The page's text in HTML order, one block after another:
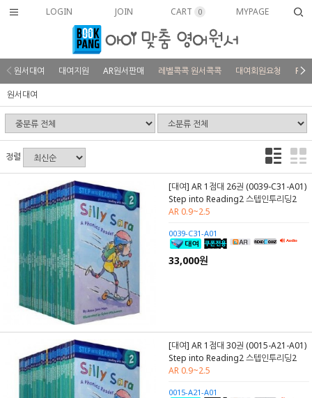
LOGIN JOIN CART 0 MYPAGE
원서대여 대여지원 AR원서판매 레벨콕콕 원서콕콕 대여회원요청
원서대여
정렬
[대여] AR 1점대 26권 (0039-C31-A01)
Step into Reading2 스텝인투리딩2
AR 0.9~2.5
0039-C31-A01
33,000원
[대여] AR 1점대 30권 (0015-A21-A01)
Step into Reading2 스텝인투리딩2
AR 0.9~2.5
0015-A21-A01